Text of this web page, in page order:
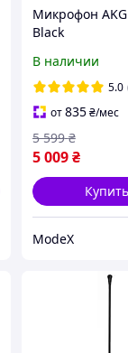
Микрофон AKG
Black
В наличии
5.0
от835 ₴/мес
5 009 ₴
5 599 ₴
Купить
ModeX